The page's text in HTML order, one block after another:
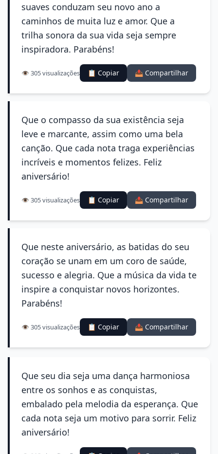
suaves conduzam seu novo ano a
caminhos de muita luz e amor. Que a
trilha sonora da sua vida seja sempre
inspiradora. Parabéns!
👁️ 305 visualizações 📋 Copiar 📤 Compartilhar
Que o compasso da sua existência seja
leve e marcante, assim como uma bela
canção. Que cada nota traga experiências
incríveis e momentos felizes. Feliz
aniversário!
👁️ 305 visualizações 📋 Copiar 📤 Compartilhar
Que neste aniversário, as batidas do seu
coração se unam em um coro de saúde,
sucesso e alegria. Que a música da vida te
inspire a conquistar novos horizontes.
Parabéns!
👁️ 305 visualizações 📋 Copiar 📤 Compartilhar
Que seu dia seja uma dança harmoniosa
entre os sonhos e as conquistas,
embalado pela melodia da esperança. Que
cada nota seja um motivo para sorrir. Feliz
aniversário!